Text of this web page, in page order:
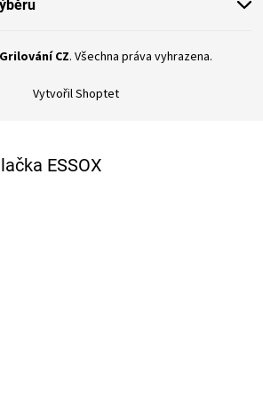
Vytvořil Shoptet
Grilování CZ. Všechna práva vyhrazena.
ESSOX